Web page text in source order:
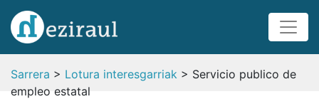
Sarrera > Lotura interesgarriak > Servicio publico de
empleo estatal